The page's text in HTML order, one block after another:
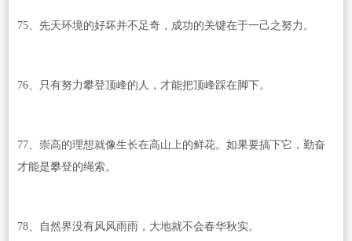
75、先天环境的好坏并不足奇，成功的关键在于一己之努力。
76、只有努力攀登顶峰的人，才能把顶峰踩在脚下。
77、崇高的理想就像生长在高山上的鲜花。如果要搞下它，勤奋
才能是攀登的绳索。
78、自然界没有风风雨雨，大地就不会春华秋实。